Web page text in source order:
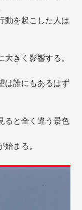
動を起こした人は
きく影響する。
は誰にもあるはず
ると全く違う景色
まる。